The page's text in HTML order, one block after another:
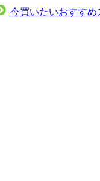
今買いたいおすす